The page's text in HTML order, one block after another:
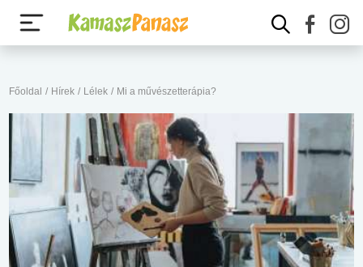
Főoldal / Hírek / Lélek / Mi a művészetterápia?